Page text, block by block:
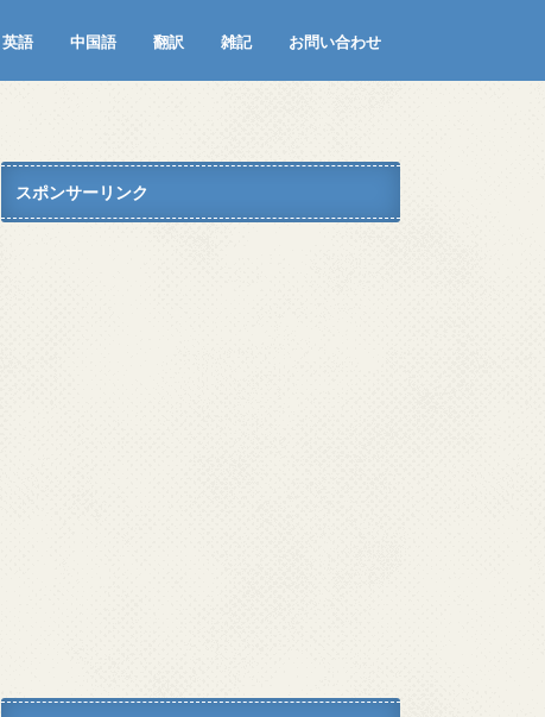
英語
おすすめ英語学習アプリ
おすすめ英語学習本
おすすめ洋書
TOEIC対策
IT・科学技術の英語
YouTubeで学ぶ英語
海外ドラマ・映画で学ぶ英語
英会話サークル
その他英語関連
中国語 翻訳 雑記 お問い合わせ
スポンサーリンク